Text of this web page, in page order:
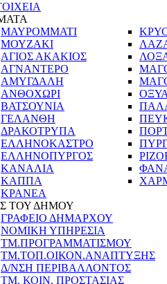
ΜΑΥΡΟΜΜΑΤΙ
ΜΟΥΖΑΚΙ
ΑΓΙΟΣ ΑΚΑΚΙΟΣ
ΑΓΝΑΝΤΕΡΟ
ΑΜΥΓΔΑΛΗ
ΑΝΘΟΧΩΡΙ
ΒΑΤΣΟΥΝΙΑ
ΓΕΛΑΝΘΗ
ΔΡΑΚΟΤΡΥΠΑ
ΕΛΛΗΝΟΚΑΣΤΡΟ
ΕΛΛΗΝΟΠΥΡΓΟΣ
ΚΑΝΑΛΙΑ
ΚΑΠΠΑ
ΚΡΑΝΕΑ
ΤΟΥ ΔΗΜΟΥ
ΓΡΑΦΕΙΟ ΔΗΜΑΡΧΟΥ
ΝΟΜΙΚΗ ΥΠΗΡΕΣΙΑ
ΤΜ.ΠΡΟΓΡΑΜΜΑΤΙΣΜΟΥ
ΤΜ.ΤΟΠ.ΟΙΚΟΝ.ΑΝΑΠΤΥΞΗΣ
Δ/ΝΣΗ ΠΕΡΙΒΑΛΛΟΝΤΟΣ
ΤΜ. ΚΟΙΝ. ΠΡΟΣΤΑΣΙΑΣ